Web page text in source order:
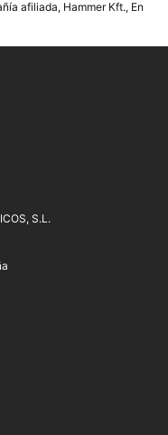
afiliada, Hammer Kft., En
S.L.